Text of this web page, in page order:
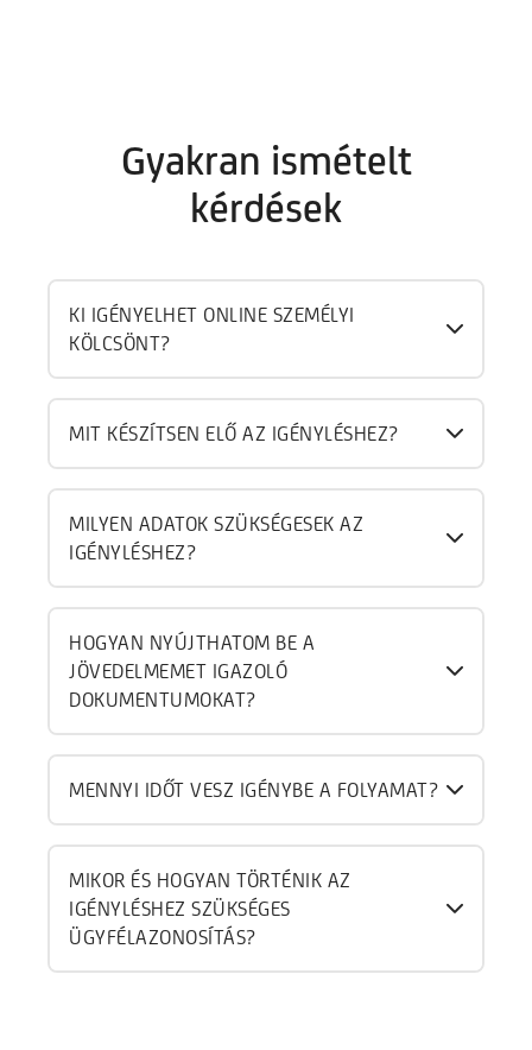
Gyakran ismételt
kérdések
KI IGÉNYELHET ONLINE SZEMÉLYI
KÖLCSÖNT?
MIT KÉSZÍTSEN ELŐ AZ IGÉNYLÉSHEZ?
MILYEN ADATOK SZÜKSÉGESEK AZ
IGÉNYLÉSHEZ?
HOGYAN NYÚJTHATOM BE A
JÖVEDELMEMET IGAZOLÓ
DOKUMENTUMOKAT?
MENNYI IDŐT VESZ IGÉNYBE A FOLYAMAT?
MIKOR ÉS HOGYAN TÖRTÉNIK AZ
IGÉNYLÉSHEZ SZÜKSÉGES
ÜGYFÉLAZONOSÍTÁS?